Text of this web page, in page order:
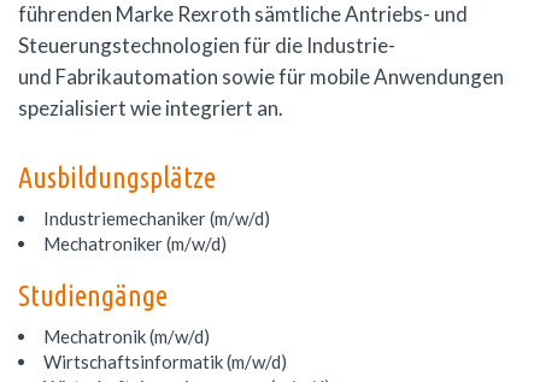
führenden Marke Rexroth sämtliche Antriebs- und
Steuerungstechnologien für die Industrie-
und Fabrikautomation sowie für mobile Anwendungen
spezialisiert wie integriert an.
Ausbildungsplätze
Industriemechaniker (m/w/d)
Mechatroniker (m/w/d)
Studiengänge
Mechatronik (m/w/d)
Wirtschaftsinformatik (m/w/d)